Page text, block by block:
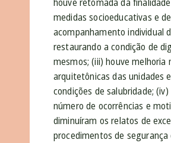
medidas socioeducativas e
acompanhamento individual
restaurando a condição de
mesmos; (iii) houve melhoria
arquitetônicas das unidades
condições de salubridade;
número de ocorrências e
diminuíram os relatos de
procedimentos de